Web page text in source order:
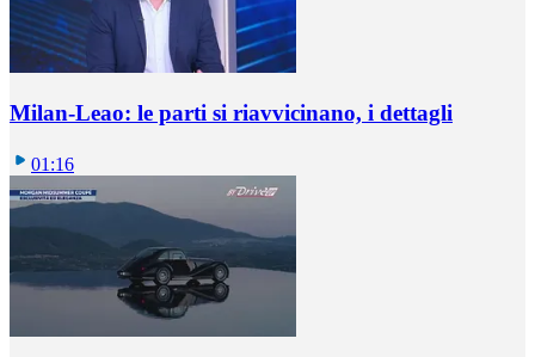
Milan-Leao: le parti si riavvicinano, i dettagli
01:16